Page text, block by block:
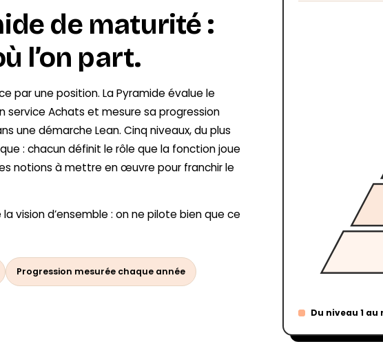
de maturité :
l’on part.
par une position. La Pyramide évalue le
service Achats et mesure sa progression
une démarche Lean. Cinq niveaux, du plus
: chacun définit le rôle que la fonction joue
notions à mettre en œuvre pour franchir le
la vision d’ensemble : on ne pilote bien que ce
Progression mesurée chaque année
Du niveau 1 au